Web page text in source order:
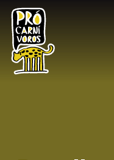
Skip
main
content